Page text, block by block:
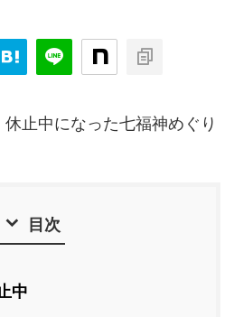
止中になった七福神めぐり
目次
中